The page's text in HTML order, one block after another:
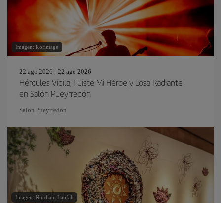
Imagen: Kofimage
22 ago 2026 - 22 ago 2026
Hércules Vigila, Fuiste Mi Héroe y Losa Radiante
en Salón Pueyrredón
Salon Pueyrredon
Imagen: Nurdiani Latifah